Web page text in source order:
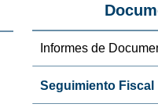
Informes de
Seguimiento Fiscal